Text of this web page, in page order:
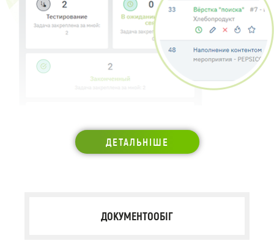
ДЕТАЛЬНІШЕ
ДОКУМЕНТООБІГ